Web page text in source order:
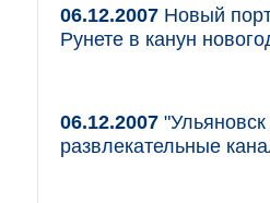
06.12.2007 Новый
Рунете в канун
06.12.2007
развлекательные